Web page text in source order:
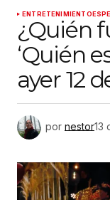
ENTRETENIMIENTO
¿Quién
‘Quién
ayer 12
por nestor13